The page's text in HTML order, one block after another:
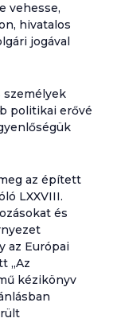
vehesse,
hivatalos
jogával
személyek
politikai erővé
az épített
LXXVIII.
és
az Európai
„Az
kézikönyv